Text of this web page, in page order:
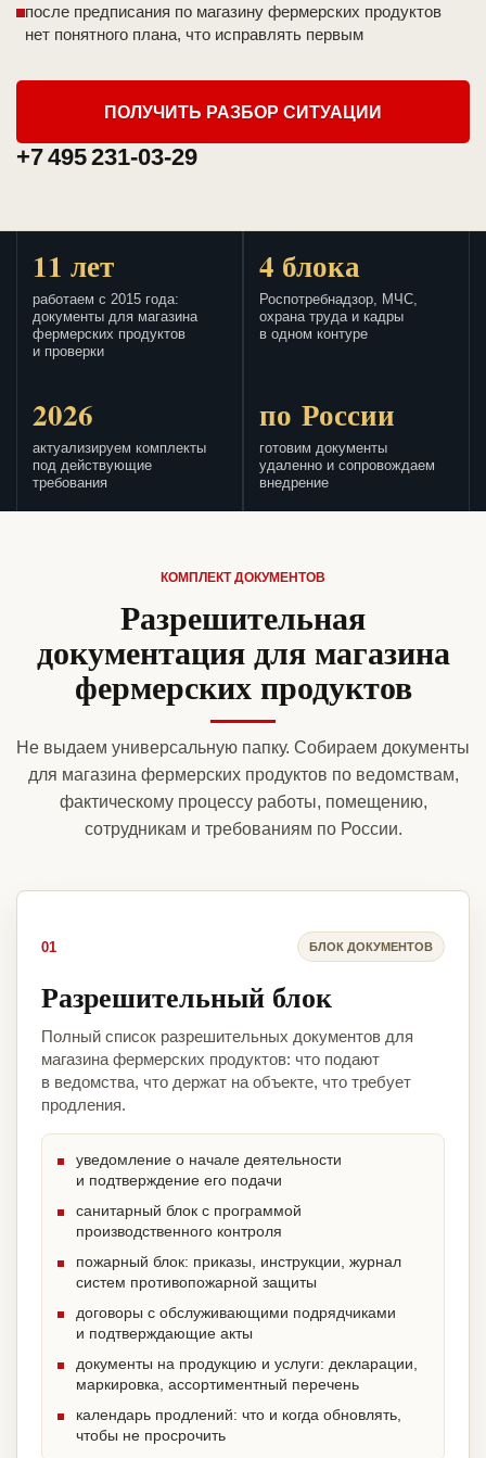
после предписания по магазину фермерских продуктов
нет понятного плана, что исправлять первым
ПОЛУЧИТЬ РАЗБОР СИТУАЦИИ
+7 495 231-03-29
11 лет
работаем с 2015 года:
документы для магазина
фермерских продуктов
и проверки
4 блока
Роспотребнадзор, МЧС,
охрана труда и кадры
в одном контуре
2026
актуализируем комплекты
под действующие
требования
по России
готовим документы
удаленно и сопровождаем
внедрение
КОМПЛЕКТ ДОКУМЕНТОВ
Разрешительная
документация для магазина
фермерских продуктов
Не выдаем универсальную папку. Собираем документы
для магазина фермерских продуктов по ведомствам,
фактическому процессу работы, помещению,
сотрудникам и требованиям по России.
01 БЛОК ДОКУМЕНТОВ
Разрешительный блок
Полный список разрешительных документов для
магазина фермерских продуктов: что подают
в ведомства, что держат на объекте, что требует
продления.
уведомление о начале деятельности
и подтверждение его подачи
санитарный блок с программой
производственного контроля
пожарный блок: приказы, инструкции, журнал
систем противопожарной защиты
договоры с обслуживающими подрядчиками
и подтверждающие акты
документы на продукцию и услуги: декларации,
маркировка, ассортиментный перечень
календарь продлений: что и когда обновлять,
чтобы не просрочить